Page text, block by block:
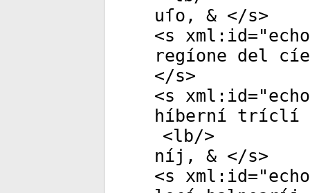
uſo, & </s>
<s xml:id="
regíone del
</s>
<s xml:id="
híberní tríclí
<lb/>
níj, & </s>
<s xml:id="